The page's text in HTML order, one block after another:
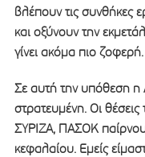
βλέπουν τις συνθήκες
και οξύνουν την
γίνει ακόμα πιο
Σε αυτή την υπόθεση η
στρατευμένη. Οι
ΣΥΡΙΖΑ, ΠΑΣΟΚ
κεφαλαίου. Εμείς